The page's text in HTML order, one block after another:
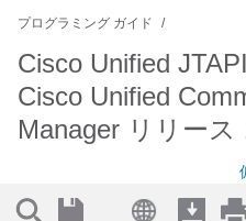
プログラミング ガイド
Cisco Unified
Cisco Unified
Manager リリース